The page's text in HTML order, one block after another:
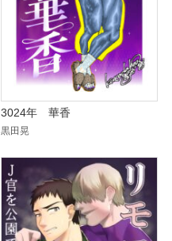
3024年 華香
黒田晃